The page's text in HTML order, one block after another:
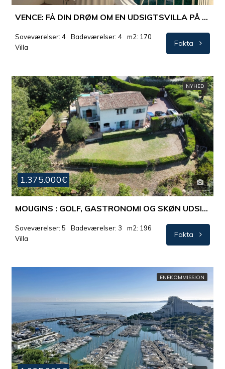
VENCE: FÅ DIN DRØM OM EN UDSIGTSVILLA PÅ RIVIERAEN OPFYLDT.
Soveværelser: 4 Badeværelser: 4
m2: 170
Villa
Fakta
NYHED
1.375.000€
MOUGINS : GOLF, GASTRONOMI OG SKØN UDSIGT TIL MOUGINS VILLAGE
Soveværelser: 5 Badeværelser: 3
m2: 196
Villa
Fakta
ENEKOMMISSION